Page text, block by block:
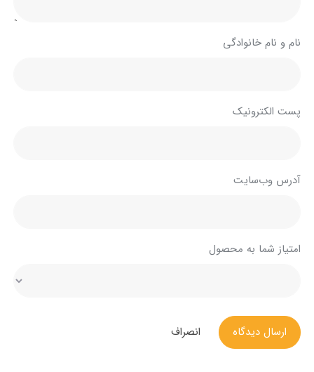
نام و نام خانوادگی
پست الکترونیک
آدرس وب‌سایت
امتیاز شما به محصول
ارسال دیدگاه انصراف